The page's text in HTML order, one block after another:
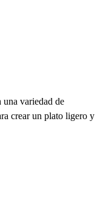
variedad de
crear un plato ligero y